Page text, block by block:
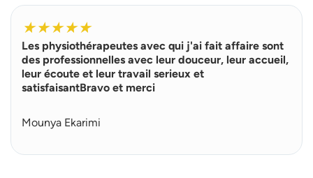
★★★★★
Les physiothérapeutes avec qui j'ai fait affaire sont
des professionnelles avec leur douceur, leur accueil,
leur écoute et leur travail serieux et
satisfaisantBravo et merci
L
Mounya Ekarimi